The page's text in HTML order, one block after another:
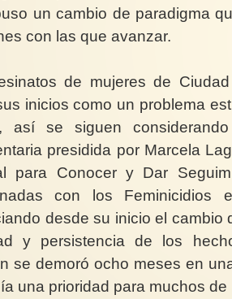
un cambio de paradigma
con las que avanzar.
de mujeres de
inicios como un problema
así se siguen
presidida por Marcela
para Conocer y Dar
con los Feminicidios
desde su inicio el cambio
y persistencia de los
se demoró ocho meses en
una prioridad para muchos